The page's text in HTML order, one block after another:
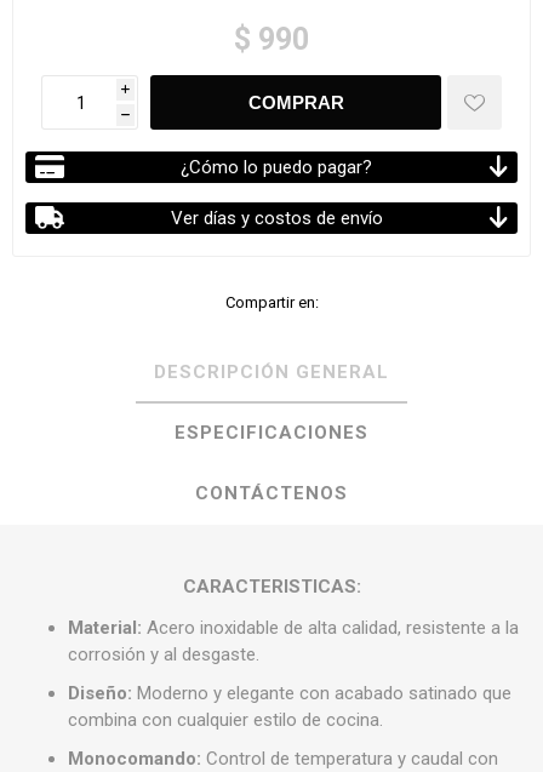
$ 990
i
h
¿Cómo lo puedo pagar?
Ver días y costos de envío
Compartir en:
DESCRIPCIÓN GENERAL
ESPECIFICACIONES
CONTÁCTENOS
CARACTERISTICAS:
Material: Acero inoxidable de alta calidad, resistente a la
corrosión y al desgaste.
Diseño: Moderno y elegante con acabado satinado que
combina con cualquier estilo de cocina.
Monocomando: Control de temperatura y caudal con